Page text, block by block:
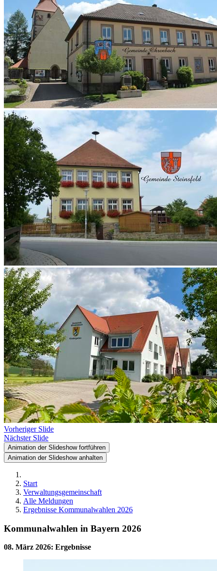
Vorheriger Slide
Nächster Slide
Animation der Slideshow fortführen
Animation der Slideshow anhalten
Start
Verwaltungsgemeinschaft
Alle Meldungen
Ergebnisse Kommunalwahlen 2026
Kommunalwahlen in Bayern 2026
08. März 2026: Ergebnisse